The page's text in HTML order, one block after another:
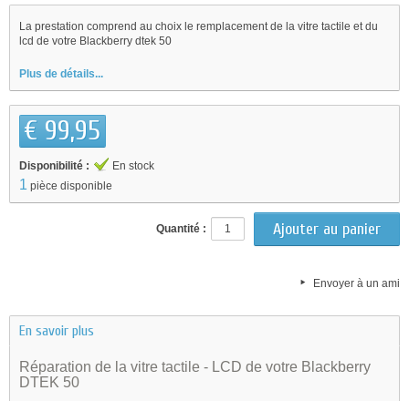
La prestation comprend au choix le remplacement de la vitre tactile et du
lcd de votre Blackberry dtek 50
Plus de détails...
€ 99,95
Disponibilité : En stock
1 pièce disponible
Quantité :
Envoyer à un ami
En savoir plus
Réparation de la vitre tactile - LCD de votre Blackberry
DTEK 50